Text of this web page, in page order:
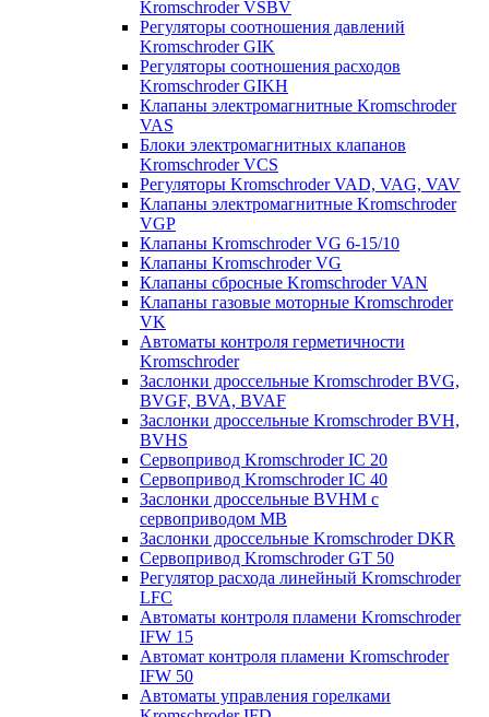
Kromschroder VSBV
Регуляторы соотношения давлений
Kromschroder GIK
Регуляторы соотношения расходов
Kromschroder GIKH
Клапаны электромагнитные Kromschroder
VAS
Блоки электромагнитных клапанов
Kromschroder VCS
Регуляторы Kromschroder VAD, VAG, VAV
Клапаны электромагнитные Kromschroder
VGP
Клапаны Kromschroder VG 6-15/10
Клапаны Kromschroder VG
Клапаны сбросные Kromschroder VAN
Клапаны газовые моторные Kromschroder
VK
Автоматы контроля герметичности
Kromschroder
Заслонки дроссельные Kromschroder BVG,
BVGF, BVA, BVAF
Заслонки дроссельные Kromschroder BVH,
BVHS
Сервопривод Kromschroder IC 20
Сервопривод Kromschroder IC 40
Заслонки дроссельные BVHM с
сервоприводом МВ
Заслонки дроссельные Kromschroder DKR
Cервопривод Kromschroder GT 50
Регулятор расхода линейный Kromschroder
LFC
Автоматы контроля пламени Kromschroder
IFW 15
Автомат контроля пламени Kromschroder
IFW 50
Автоматы управления горелками